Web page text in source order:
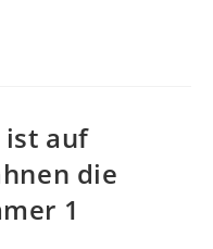
ist auf
die
1